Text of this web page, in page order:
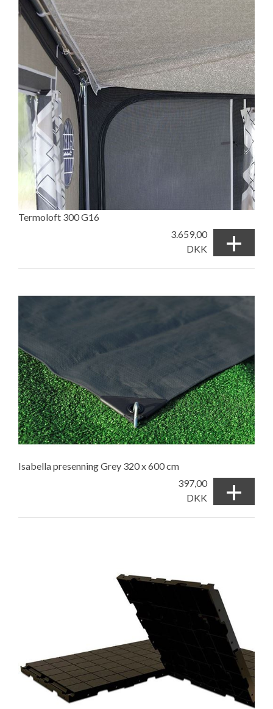
Termoloft 300 G16
3.659,00
DKK
+
Isabella presenning Grey 320 x 600 cm
397,00
DKK
+